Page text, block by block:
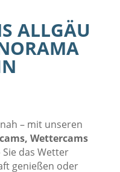
ALLGÄU
– mit unseren
Wettercams
Sie das Wetter
genießen oder